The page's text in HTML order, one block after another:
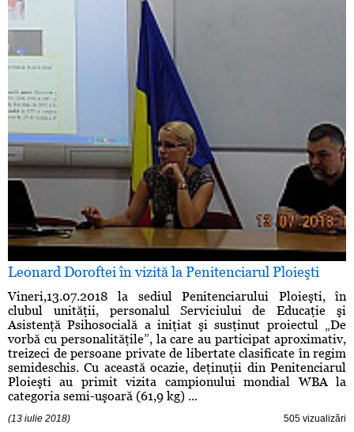
Leonard Doroftei în vizită la Penitenciarul Ploieşti
Vineri,13.07.2018 la sediul Penitenciarului Ploieşti, în
clubul unităţii, personalul Serviciului de Educaţie şi
Asistenţă Psihosocială a iniţiat şi susţinut proiectul „De
vorbă cu personalităţile”, la care au participat aproximativ,
treizeci de persoane private de libertate clasificate în regim
semideschis. Cu această ocazie, deţinuţii din Penitenciarul
Ploieşti au primit vizita campionului mondial WBA la
categoria semi-uşoară (61,9 kg) ...
(13 iulie 2018) 505 vizualizări